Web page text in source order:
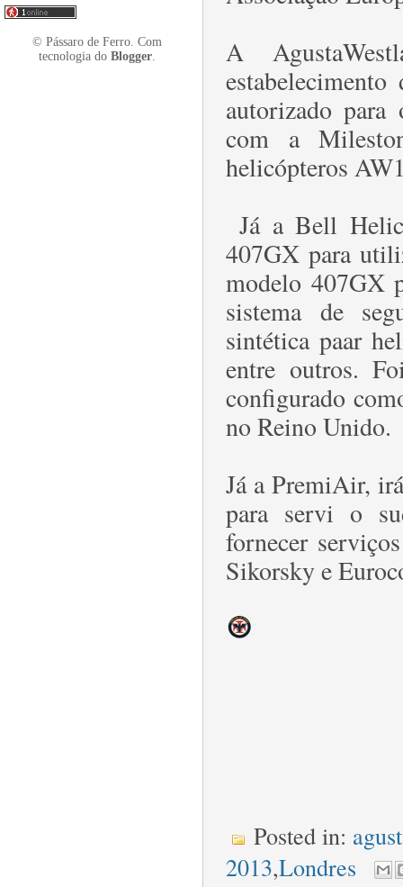
© Pássaro de Ferro. Com
tecnologia do Blogger.
A
autorizado
com a
helicópteros
Já a Bell
407GX para
modelo 407GX
sistema de
sintética paar
entre outros.
configurado
no Reino Unido.
Já a PremiAir,
para servi o
fornecer
Sikorsky e
Posted in:
2013,Londres